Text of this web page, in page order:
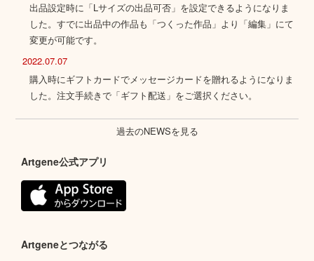
出品設定時に「Lサイズの出品可否」を設定できるようになりま
した。すでに出品中の作品も「つくった作品」より「編集」にて
変更が可能です。
2022.07.07
購入時にギフトカードでメッセージカードを贈れるようになりま
した。注文手続きで「ギフト配送」をご選択ください。
過去のNEWSを見る
Artgene公式アプリ
Artgeneとつながる